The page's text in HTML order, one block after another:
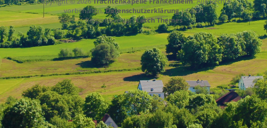
vorbehalten.Datenschutzerklärung| Catch
Responsive vonCatch Themes